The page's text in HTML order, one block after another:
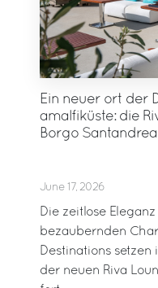
Ein neuer ort der
amalfiküste: die
Borgo Santandrea
June 17, 2026
Die zeitlose
bezaubernden
Destinations setzen
der neuen Riva